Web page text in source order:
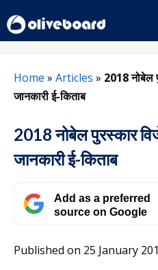
to
content
Home » Articles » 2018 नोबेल
जानकारी ई-किताब
2018 नोबेल पुरस्कार
जानकारी ई-किताब
Add as a preferred
source on Google
Published on 25 January